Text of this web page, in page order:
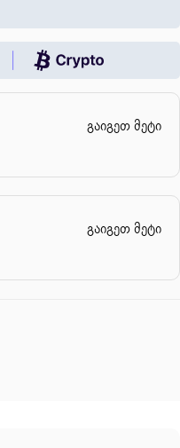
გაიგეთ მეტი
გაიგეთ მეტი